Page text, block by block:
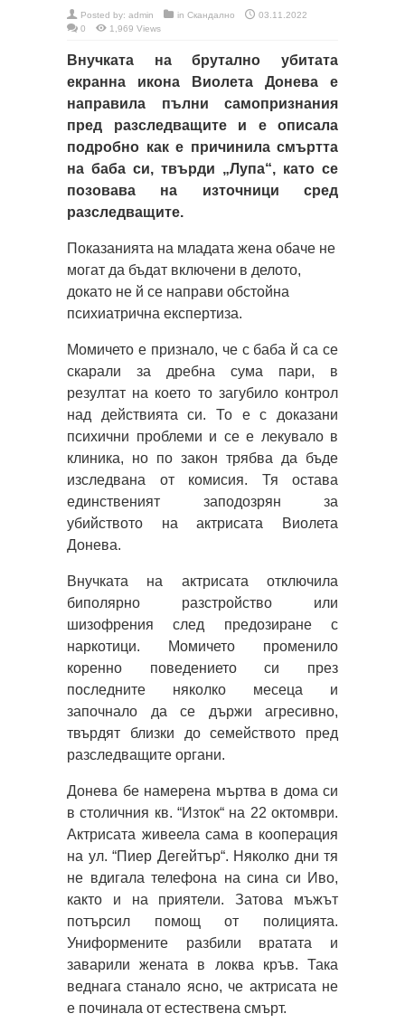
Posted by: admin in Скандално
03.11.2022
0
1,969 Views
Внучката на брутално убитата
екранна икона Виолета Донева е
направила пълни самопризнания
пред разследващите и е описала
подробно как е причинила смъртта
на баба си, твърди „Лупа“, като се
позовава на източници сред
разследващите.
Показанията на младата жена обаче не
могат да бъдат включени в делото,
докато не й се направи обстойна
психиатрична експертиза.
Момичето е признало, че с баба й са се
скарали за дребна сума пари, в
резултат на което то загубило контрол
над действията си. То е с доказани
психични проблеми и се е лекувало в
клиника, но по закон трябва да бъде
изследвана от комисия. Тя остава
единственият заподозрян за
убийството на актрисата Виолета
Донева.
Внучката на актрисата отключила
биполярно разстройство или
шизофрения след предозиране с
наркотици. Момичето променило
коренно поведението си през
последните няколко месеца и
започнало да се държи агресивно,
твърдят близки до семейството пред
разследващите органи.
Донева бе намерена мъртва в дома си
в столичния кв. “Изток“ на 22 октомври.
Актрисата живеела сама в кооперация
на ул. “Пиер Дегейтър“. Няколко дни тя
не вдигала телефона на сина си Иво,
както и на приятели. Затова мъжът
потърсил помощ от полицията.
Униформените разбили вратата и
заварили жената в локва кръв. Така
веднага станало ясно, че актрисата не
е починала от естествена смърт.